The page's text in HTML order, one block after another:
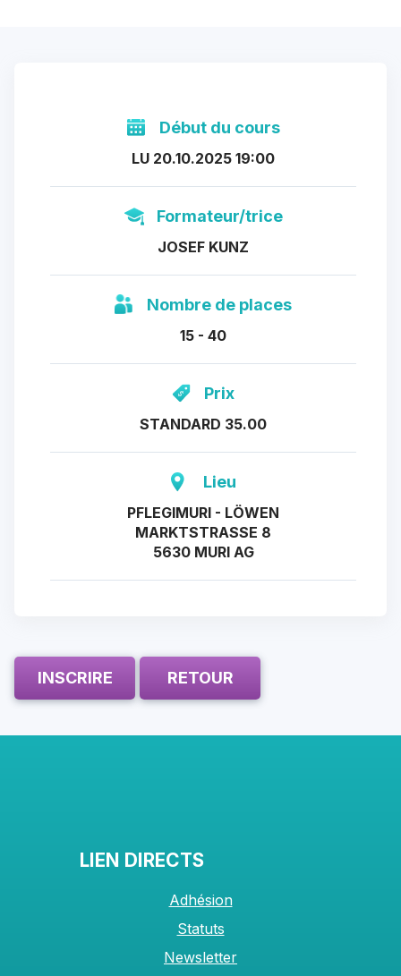
Début du cours
LU 20.10.2025 19:00
Formateur/trice
JOSEF KUNZ
Nombre de places
15 - 40
Prix
STANDARD 35.00
Lieu
PFLEGIMURI - LÖWEN
MARKTSTRASSE 8
5630 MURI AG
INSCRIRE RETOUR
LIEN DIRECTS
Adhésion
Statuts
Newsletter